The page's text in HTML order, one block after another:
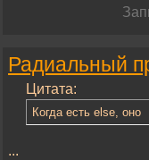
Радиальный
Цитата:
Когда есть else, оно
...